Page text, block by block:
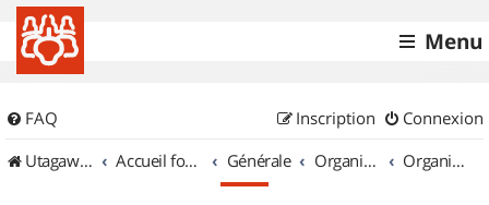
Menu
FAQ Connexion
Inscription
UtagawaVTT (Randos VTT et VTTAE avec traces GPS)
Accueil forum Générale Organisation de sorties & Recherche de partenaires Organisation de sorties en région Languedoc Roussillon